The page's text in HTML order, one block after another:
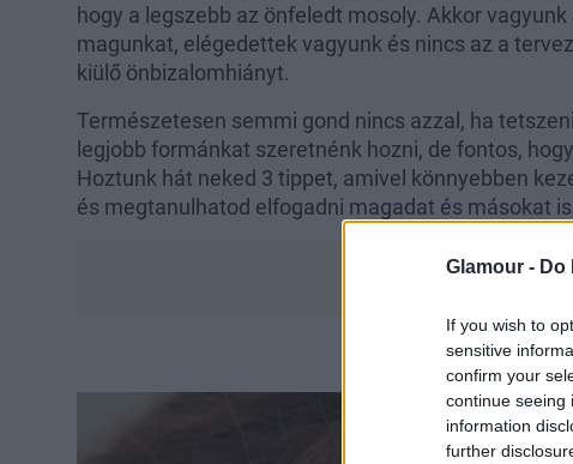
Glamour - Do
If you wish to
sensitive
confirm your
continue seeing
information
further
hogy a legszebb az önfeledt mosoly. Akkor
magunkat, elégedettek vagyunk és nincs az a
kiülő önbizalomhiányt.
Természetesen semmi gond nincs azzal, ha
legjobb formánkat szeretnénk hozni, de fontos,
Hoztunk hát neked 3 tippet, amivel könnyebben
és megtanulhatod elfogadni magadat és másokat